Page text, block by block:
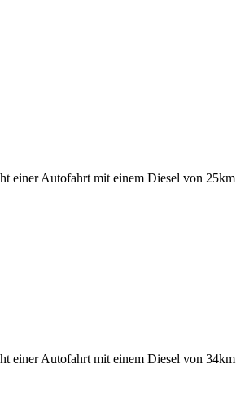
einer Autofahrt mit einem Diesel von 25km
einer Autofahrt mit einem Diesel von 34km